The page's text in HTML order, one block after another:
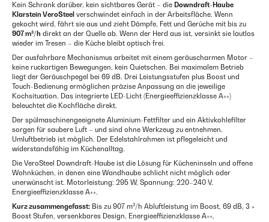
Kein Schrank darüber, kein sichtbares Gerät – die Downdraft-Haube
Klarstein VeroSteel verschwindet einfach in der Arbeitsfläche. Wenn
gekocht wird, fährt sie aus und zieht Dämpfe, Fett und Gerüche mit bis zu
907 m³/h direkt an der Quelle ab. Wenn der Herd aus ist, versinkt sie lautlos
wieder im Tresen – die Küche bleibt optisch frei.
Der ausfahrbare Mechanismus arbeitet mit einem geräuscharmen Motor –
keine ruckartigen Bewegungen, kein Quietschen. Bei maximalem Betrieb
liegt der Geräuschpegel bei 69 dB. Drei Leistungsstufen plus Boost und
Touch-Bedienung ermöglichen präzise Anpassung an die jeweilige
Kochsituation. Das integrierte LED-Licht (Energieeffizienzklasse A++)
beleuchtet die Kochfläche direkt.
Der spülmaschinengeeignete Aluminium-Fettfilter und ein Aktivkohlefilter
sorgen für saubere Luft – und sind ohne Werkzeug zu entnehmen.
Umluftbetrieb ist möglich. Der Edelstahlrahmen ist pflegeleicht und
widerstandsfähig im Küchenalltag.
Die VeroSteel Downdraft-Haube ist die Lösung für Kücheninseln und offene
Wohnküchen, in denen eine Wandhaube schlicht nicht möglich oder
unerwünscht ist. Motorleistung: 295 W, Spannung: 220–240 V,
Energieeffizienzklasse A++.
Kurz zusammengefasst: Bis zu 907 m³/h Abluftleistung im Boost, 69 dB, 3 +
Boost Stufen, versenkbares Design, Energieeffizienzklasse A++,